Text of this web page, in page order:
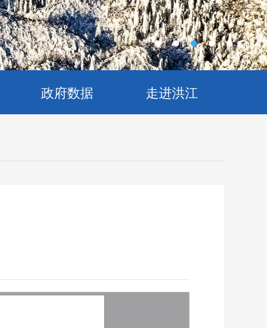
政府数据 走进洪江